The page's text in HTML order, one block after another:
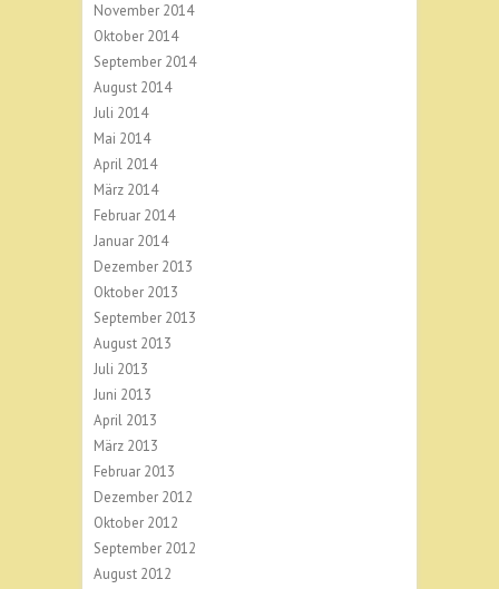
November 2014
Oktober 2014
September 2014
August 2014
Juli 2014
Mai 2014
April 2014
März 2014
Februar 2014
Januar 2014
Dezember 2013
Oktober 2013
September 2013
August 2013
Juli 2013
Juni 2013
April 2013
März 2013
Februar 2013
Dezember 2012
Oktober 2012
September 2012
August 2012